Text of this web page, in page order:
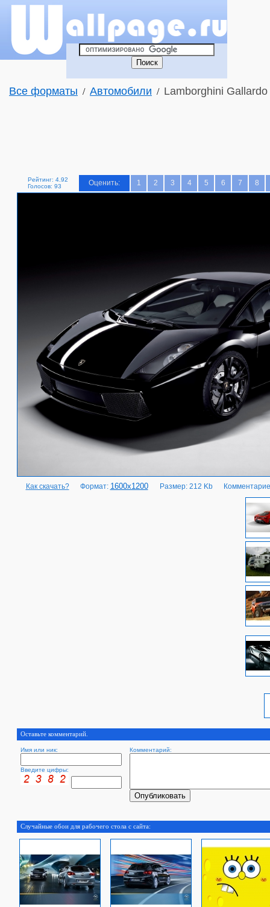
Все форматы / Автомобили / Lamborghini Gallardo
Рейтинг: 4.92
Голосов: 93
Оценить: 1 2 3 4 5 6 7 8
Как скачать? Формат: 1600x1200 Размер: 212 Kb
Оставьте комментарий.
Имя или ник: Комментарий:
Введите цифры:
Случайные обои для рабочего стола с сайта: